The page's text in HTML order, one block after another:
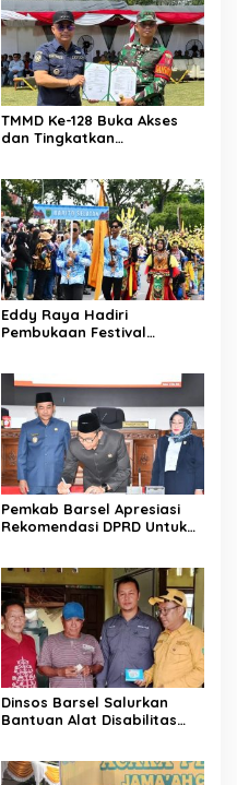
TMMD Ke-128 Buka Akses
dan Tingkatkan
Eddy Raya Hadiri
Pembukaan Festival
Pemkab Barsel Apresiasi
Rekomendasi DPRD Untuk
Dinsos Barsel Salurkan
Bantuan Alat Disabilitas